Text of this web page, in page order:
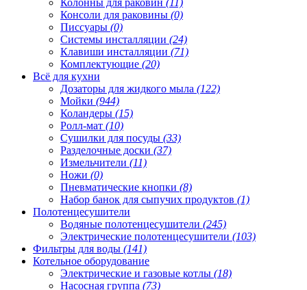
Консоли для раковины (0)
Писсуары (0)
Системы инсталляции (24)
Клавиши инсталляции (71)
Комплектующие (20)
Всё для кухни
Дозаторы для жидкого мыла (122)
Мойки (944)
Коландеры (15)
Ролл-мат (10)
Сушилки для посуды (33)
Разделочные доски (37)
Измельчители (11)
Ножи (0)
Пневматические кнопки (8)
Набор банок для сыпучих продуктов (1)
Полотенцесушители
Водяные полотенцесушители (245)
Электрические полотенцесушители (103)
Фильтры для воды (141)
Котельное оборудование
Электрические и газовые котлы (18)
Насосная группа (73)